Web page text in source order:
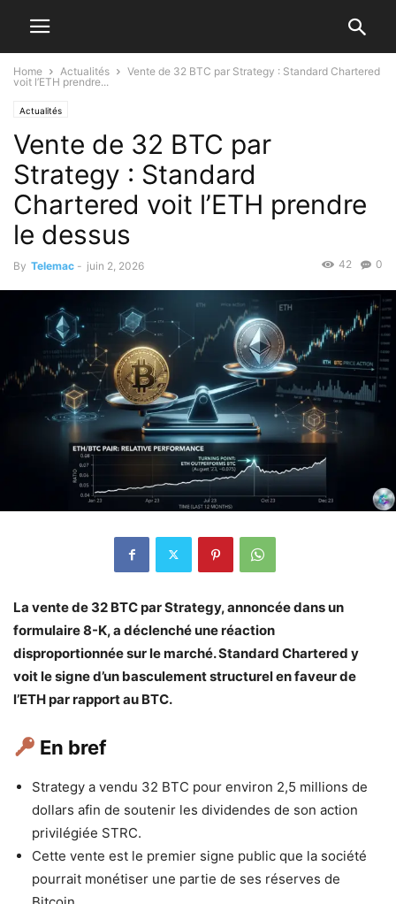
Home Actualités
Vente de 32 BTC par Strategy : Standard Chartered
voit l’ETH prendre...
Actualités
Vente de 32 BTC par
Strategy : Standard
Chartered voit l’ETH prendre
le dessus
By Telemac - juin 2, 2026 0
42
La vente de 32 BTC par Strategy, annoncée dans un
formulaire 8-K, a déclenché une réaction
disproportionnée sur le marché. Standard Chartered y
voit le signe d’un basculement structurel en faveur de
l’ETH par rapport au BTC.
En bref
Strategy a vendu 32 BTC pour environ 2,5 millions de
dollars afin de soutenir les dividendes de son action
privilégiée STRC.
Cette vente est le premier signe public que la société
pourrait monétiser une partie de ses réserves de